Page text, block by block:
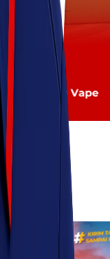
Vape